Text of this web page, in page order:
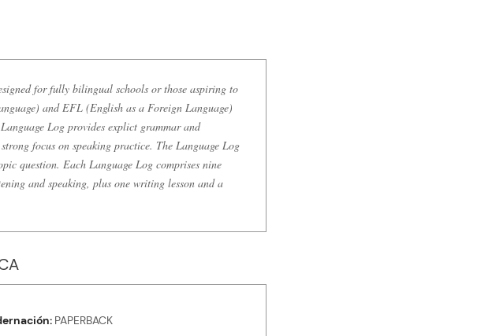
for fully bilingual schools or those aspiring to
and EFL (English as a Foreign Language)
Log provides explict grammar and
focus on speaking practice. The Language Log
question. Each Language Log comprises nine
and speaking, plus one writing lesson and a
PAPERBACK